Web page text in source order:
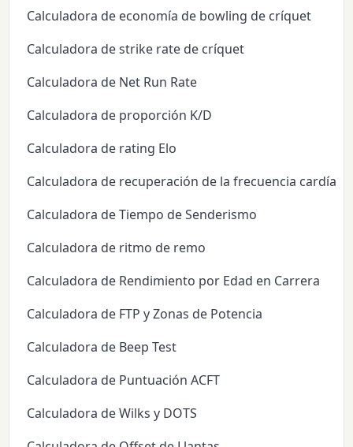
Calculadora de economía de bowling de críquet
Calculadora de strike rate de críquet
Calculadora de Net Run Rate
Calculadora de proporción K/D
Calculadora de rating Elo
Calculadora de recuperación de la frecuencia cardíaca
Calculadora de Tiempo de Senderismo
Calculadora de ritmo de remo
Calculadora de Rendimiento por Edad en Carrera
Calculadora de FTP y Zonas de Potencia
Calculadora de Beep Test
Calculadora de Puntuación ACFT
Calculadora de Wilks y DOTS